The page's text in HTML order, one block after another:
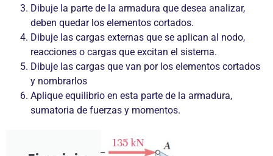
Dibuje la parte de la armadura que desea analizar,
deben quedar los elementos cortados.
Dibuje las cargas externas que se aplican al nodo,
reacciones o cargas que excitan el sistema.
Dibuje las cargas que van por los elementos cortados
y nombrarlos
Aplique equilibrio en esta parte de la armadura,
sumatoria de fuerzas y momentos.